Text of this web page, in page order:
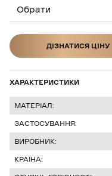
Обрати
ДІЗНАТИСЯ ЦІНУ
ХАРАКТЕРИСТИКИ
МАТЕРІАЛ:
ЗАСТОСУВАННЯ:
ВИРОБНИК:
КРАЇНА: